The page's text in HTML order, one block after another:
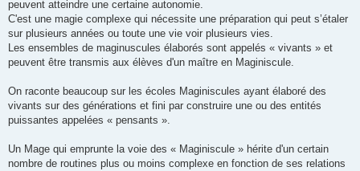
peuvent atteindre une certaine autonomie.
C'est une magie complexe qui nécessite une préparation qui peut s’étaler
sur plusieurs années ou toute une vie voir plusieurs vies.
Les ensembles de maginuscules élaborés sont appelés « vivants » et
peuvent être transmis aux élèves d'un maître en Maginiscule.
On raconte beaucoup sur les écoles Maginiscules ayant élaboré des
vivants sur des générations et fini par construire une ou des entités
puissantes appelées « pensants ».
Un Mage qui emprunte la voie des « Maginiscule » hérite d'un certain
nombre de routines plus ou moins complexe en fonction de ses relations